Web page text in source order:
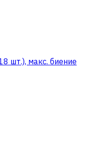
шт.), макс. биение